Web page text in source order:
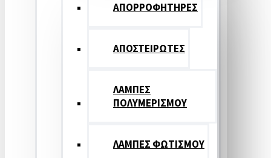
ΑΠΟΡΡΟΦΗΤΗΡΕΣ
ΑΠΟΣΤΕΙΡΩΤΕΣ
ΛΑΜΠΕΣ
ΠΟΛΥΜΕΡΙΣΜΟΥ
ΛΑΜΠΕΣ ΦΩΤΙΣΜΟΥ